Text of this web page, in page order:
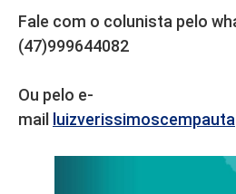
Fale com o colunista pelo
(47)999644082
Ou pelo e-
mail